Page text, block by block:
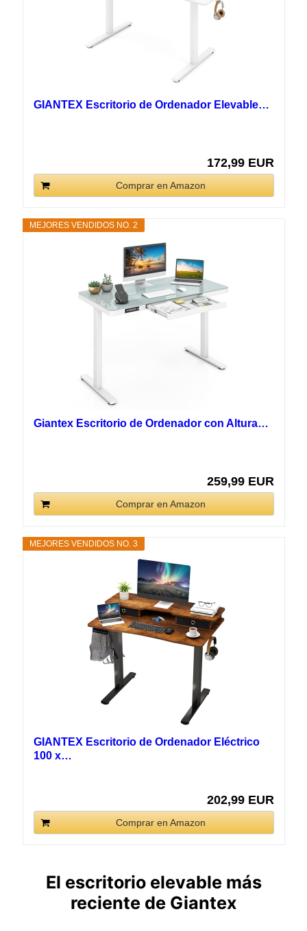
GIANTEX Escritorio de Ordenador Elevable…
172,99 EUR
Comprar en Amazon
MEJORES VENDIDOS NO. 2
Giantex Escritorio de Ordenador con Altura…
259,99 EUR
Comprar en Amazon
MEJORES VENDIDOS NO. 3
GIANTEX Escritorio de Ordenador Eléctrico
100 x…
202,99 EUR
Comprar en Amazon
El escritorio elevable más
reciente de Giantex